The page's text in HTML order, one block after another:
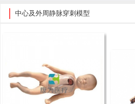
中心及外周静脉穿刺模型